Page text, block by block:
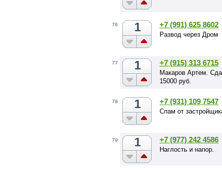
76 1 +7 (991) 625 8602
Развод через Дром
77 1 +7 (915) 313 6715
Макаров Артем.
15000 руб.
78 1 +7 (931) 109 7547
Спам от
79 1 +7 (977) 242 4586
Наглость и напор.